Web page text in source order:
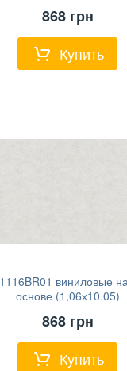
868грн
Купить
виниловые
основе (1,06х10,05)
868грн
Купить